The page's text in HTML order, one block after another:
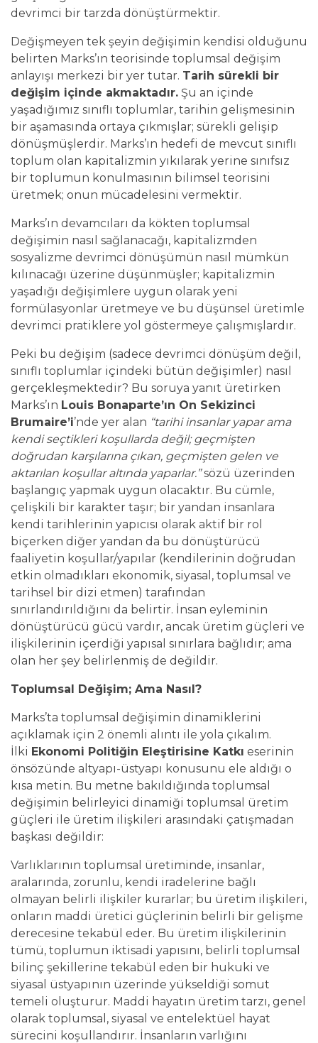
devrimci bir tarzda dönüştürmektir.
Değişmeyen tek şeyin değişimin kendisi olduğunu
belirten Marks’ın teorisinde toplumsal değişim
anlayışı merkezi bir yer tutar. Tarih sürekli bir
değişim içinde akmaktadır. Şu an içinde
yaşadığımız sınıflı toplumlar, tarihin gelişmesinin
bir aşamasında ortaya çıkmışlar; sürekli gelişip
dönüşmüşlerdir. Marks’ın hedefi de mevcut sınıflı
toplum olan kapitalizmin yıkılarak yerine sınıfsız
bir toplumun konulmasının bilimsel teorisini
üretmek; onun mücadelesini vermektir.
Marks’ın devamcıları da kökten toplumsal
değişimin nasıl sağlanacağı, kapitalizmden
sosyalizme devrimci dönüşümün nasıl mümkün
kılınacağı üzerine düşünmüşler; kapitalizmin
yaşadığı değişimlere uygun olarak yeni
formülasyonlar üretmeye ve bu düşünsel üretimle
devrimci pratiklere yol göstermeye çalışmışlardır.
Peki bu değişim (sadece devrimci dönüşüm değil,
sınıflı toplumlar içindeki bütün değişimler) nasıl
gerçekleşmektedir? Bu soruya yanıt üretirken
Marks’ın Louis Bonaparte’ın On Sekizinci
Brumaire’i’nde yer alan “tarihi insanlar yapar ama
kendi seçtikleri koşullarda değil; geçmişten
doğrudan karşılarına çıkan, geçmişten gelen ve
aktarılan koşullar altında yaparlar.”sözü üzerinden
başlangıç yapmak uygun olacaktır. Bu cümle,
çelişkili bir karakter taşır; bir yandan insanlara
kendi tarihlerinin yapıcısı olarak aktif bir rol
biçerken diğer yandan da bu dönüştürücü
faaliyetin koşullar/yapılar (kendilerinin doğrudan
etkin olmadıkları ekonomik, siyasal, toplumsal ve
tarihsel bir dizi etmen) tarafından
sınırlandırıldığını da belirtir. İnsan eyleminin
dönüştürücü gücü vardır, ancak üretim güçleri ve
ilişkilerinin içerdiği yapısal sınırlara bağlıdır; ama
olan her şey belirlenmiş de değildir.
Toplumsal Değişim; Ama Nasıl?
Marks’ta toplumsal değişimin dinamiklerini
açıklamak için 2 önemli alıntı ile yola çıkalım.
İlki Ekonomi Politiğin Eleştirisine Katkı eserinin
önsözünde altyapı-üstyapı konusunu ele aldığı o
kısa metin. Bu metne bakıldığında toplumsal
değişimin belirleyici dinamiği toplumsal üretim
güçleri ile üretim ilişkileri arasındaki çatışmadan
başkası değildir:
Varlıklarının toplumsal üretiminde, insanlar,
aralarında, zorunlu, kendi iradelerine bağlı
olmayan belirli ilişkiler kurarlar; bu üretim ilişkileri,
onların maddi üretici güçlerinin belirli bir gelişme
derecesine tekabül eder. Bu üretim ilişkilerinin
tümü, toplumun iktisadi yapısını, belirli toplumsal
bilinç şekillerine tekabül eden bir hukuki ve
siyasal üstyapının üzerinde yükseldiği somut
temeli oluşturur. Maddi hayatın üretim tarzı, genel
olarak toplumsal, siyasal ve entelektüel hayat
sürecini koşullandırır. İnsanların varlığını